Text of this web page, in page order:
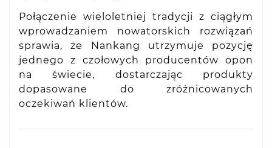
Połączenie wieloletniej tradycji z ciągłym
wprowadzaniem nowatorskich rozwiązań
sprawia, że Nankang utrzymuje pozycję
jednego z czołowych producentów opon
na świecie, dostarczając produkty
dopasowane do zróżnicowanych
oczekiwań klientów.